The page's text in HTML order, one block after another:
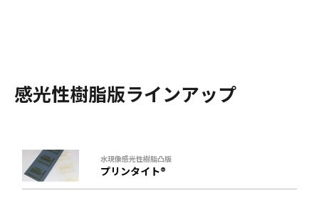
感光性樹脂版ラインアップ
水現像感光性樹脂凸版
プリンタイト®